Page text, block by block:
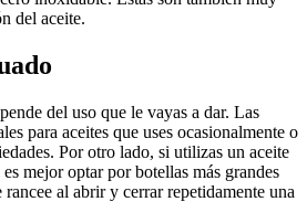
del aceite.
del uso que le vayas a dar. Las
para aceites que uses ocasionalmente o
Por otro lado, si utilizas un aceite
mejor optar por botellas más grandes
rancee al abrir y cerrar repetidamente una